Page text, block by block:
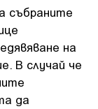
събраните
на
В случай че
да